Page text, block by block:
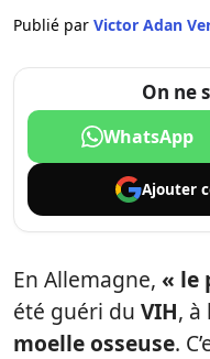
Publié par Victor Adan
On ne
WhatsApp
Ajouter
En Allemagne, « le
été guéri du VIH, à
moelle osseuse.